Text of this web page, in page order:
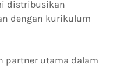
distribusikan
dengan kurikulum
partner utama dalam